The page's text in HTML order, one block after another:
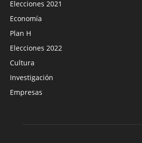
Elecciones 2021
Economía
Plan H
Elecciones 2022
Cultura
Investigación
Empresas